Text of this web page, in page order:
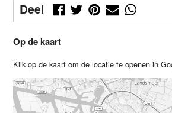
Deel
Op de kaart
Klik op de kaart om de locatie te openen in